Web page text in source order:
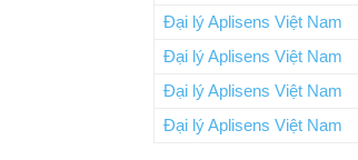
Đại lý Aplisens Việt Nam
Đại lý Aplisens Việt Nam
Đại lý Aplisens Việt Nam
Đại lý Aplisens Việt Nam